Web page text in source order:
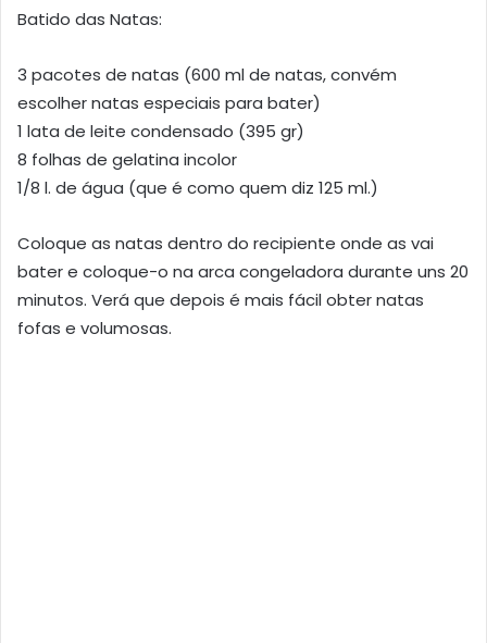
Batido das Natas:
3 pacotes de natas (600 ml de natas, convém
escolher natas especiais para bater)
1 lata de leite condensado (395 gr)
8 folhas de gelatina incolor
1/8 l. de água (que é como quem diz 125 ml.)
Coloque as natas dentro do recipiente onde as vai
bater e coloque-o na arca congeladora durante uns 20
minutos. Verá que depois é mais fácil obter natas
fofas e volumosas.